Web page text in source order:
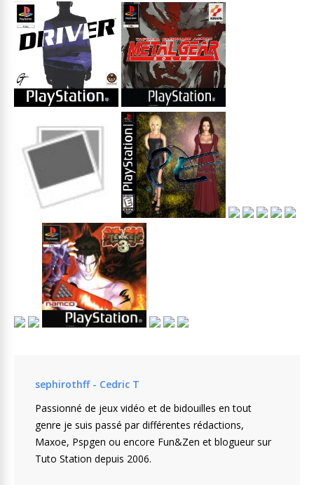
sephirothff - Cedric T
Passionné de jeux vidéo et de bidouilles en tout
genre je suis passé par différentes rédactions,
Maxoe, Pspgen ou encore Fun&Zen et blogueur sur
Tuto Station depuis 2006.